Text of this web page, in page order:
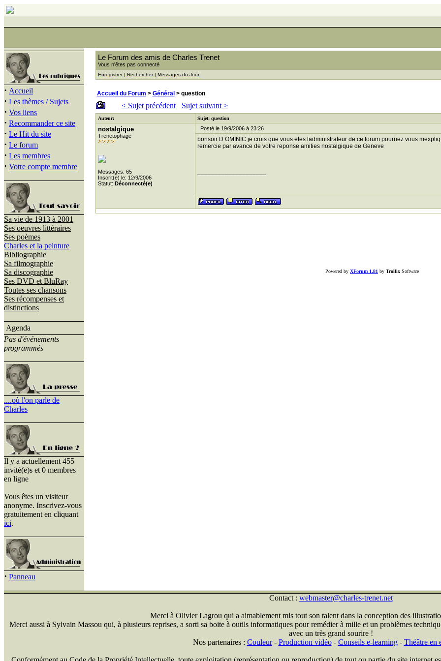
· Accueil
· Les thèmes / Sujets
· Vos liens
· Recommander ce site
· Le Hit du site
· Le forum
· Les membres
· Votre compte membre
Sa vie de 1913 à 2001
Ses oeuvres littéraires
Ses poèmes
Charles et la peinture
Bibliographie
Sa filmographie
Sa discographie
Ses DVD et BluRay
Toutes ses chansons
Ses récompenses et
distinctions
Agenda
Pas d'événements
programmés
....où l'on parle de
Charles
Il y a actuellement 455
invité(e)s et 0 membres
en ligne
Vous êtes un visiteur
anonyme. Inscrivez-vous
gratuitement en cliquant
ici.
· Panneau
Le Forum des amis de Charles Trenet
Vous n'êtes pas connecté
Enregistrer| Rechercher| Messages du Jour
Accueil du Forum > Général > question
< Sujet précédent Sujet suivant >
Auteur: Sujet: question
nostalgique
Trenetophage
Messages: 65
Inscrit(e) le: 12/9/2006
Statut: Déconnecté(e)
Posté le 19/9/2006 à 23:26
bonsoir D OMINIC je crois que vous etes ladministrateur de ce forum pourriez vous
remercie par avance de votre reponse amities nostalgique de Geneve
Powered by XForum 1.81 by Trollix Software
Contact : webmaster@charles-trenet.net
Merci à Olivier Lagrou qui a aimablement mis tout son talent dans la conception des
Merci aussi à Sylvain Massou qui, à plusieurs reprises, a sorti sa boite à outils informatiques pour remédier à mille et un problèmes
avec un très grand sourire !
Nos partenaires : Couleur- Production vidéo- Conseils e-learning- Théâtre en